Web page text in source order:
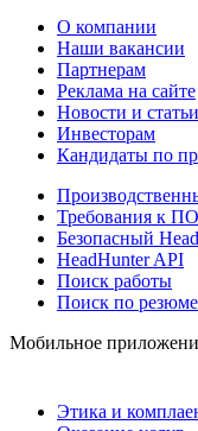
О компании
Наши вакансии
Партнерам
Реклама на сайте
Новости и статьи
Инвесторам
Кандидаты по
Требования к ПО
Безопасный
HeadHunter API
Поиск работы
Поиск по резюме
Мобильное
Этика и